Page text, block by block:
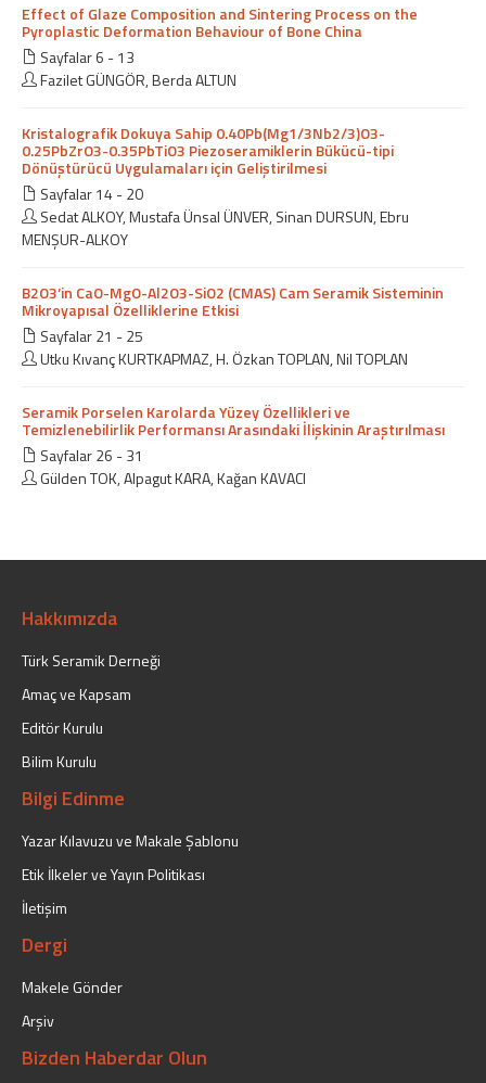
Effect of Glaze Composition and Sintering Process on the
Pyroplastic Deformation Behaviour of Bone China
Sayfalar 6 - 13
Fazilet GÜNGÖR, Berda ALTUN
Kristalografik Dokuya Sahip 0.40Pb(Mg1/3Nb2/3)O3-
0.25PbZrO3-0.35PbTiO3 Piezoseramiklerin Bükücü-tipi
Dönüştürücü Uygulamaları için Geliştirilmesi
Sayfalar 14 - 20
Sedat ALKOY, Mustafa Ünsal ÜNVER, Sinan DURSUN, Ebru
MENŞUR-ALKOY
B2O3’in CaO-MgO-Al2O3-SiO2 (CMAS) Cam Seramik Sisteminin
Mikroyapısal Özelliklerine Etkisi
Sayfalar 21 - 25
Utku Kıvanç KURTKAPMAZ, H. Özkan TOPLAN, Nil TOPLAN
Seramik Porselen Karolarda Yüzey Özellikleri ve
Temizlenebilirlik Performansı Arasındaki İlişkinin Araştırılması
Sayfalar 26 - 31
Gülden TOK, Alpagut KARA, Kağan KAVACI
Hakkımızda
Türk Seramik Derneği
Amaç ve Kapsam
Editör Kurulu
Bilim Kurulu
Bilgi Edinme
Yazar Kılavuzu ve Makale Şablonu
Etik İlkeler ve Yayın Politikası
İletişim
Dergi
Makele Gönder
Arşiv
Bizden Haberdar Olun